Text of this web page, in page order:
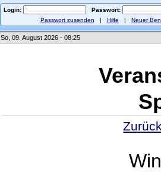
Login:
Passwort:
Passwort zusenden | Hilfe | Neuer
So, 09. August 2026 - 08:25